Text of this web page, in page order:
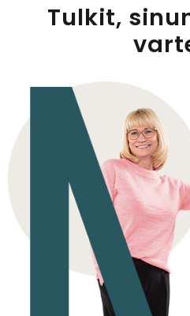
Tulkit,